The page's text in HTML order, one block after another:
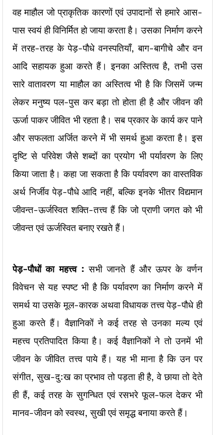
वह माहौल जो प्राकृतिक कारणों एवं उपादानों से हमारे आस-
पास स्वयं ही विनिर्मित हो जाया करता है। उसका निर्माण करने
में तरह-तरह के पेड़-पौधे वनस्पतियाँ, बाग-बागीचे और वन
आदि सहायक हुआ करते हैं। इनका अस्तित्व है, तभी उस
सारे वातावरण या माहौल का अस्तित्व भी है कि जिसमें जन्म
लेकर मनुष्य पल-पुस कर बड़ा तो होता ही है और जीवन की
ऊर्जा पाकर जीवित भी रहता है। सब प्रकार के कार्य कर पाने
और सफलता अर्जित करने में भी समर्थ हुआ करता है। इस
दृष्टि से परिवेश जैसे शब्दों का प्रयोग भी पर्यावरण के लिए
किया जाता है। कहा जा सकता है कि पर्यावरण का वास्तविक
अर्थ निर्जीव पेड़-पौधे आदि नहीं, बल्कि इनके भीतर विद्यमान
जीवन्त-ऊर्जस्वित शक्ति-तत्त्व हैं कि जो प्राणी जगत को भी
जीवन्त एवं ऊर्जस्वित बनाए रखते हैं।
पेड़-पौधों का महत्त्व : सभी जानते हैं और ऊपर के वर्णन
विवेचन से यह स्पष्ट भी है कि पर्यावरण का निर्माण करने में
समर्थ या उसके मूल-कारक अथवा विधायक तत्त्व पेड़-पौधे ही
हुआ करते हैं। वैज्ञानिकों ने कई तरह से उनका मल्य एवं
महत्त्व प्रतिपादित किया है। कई वैज्ञानिकों ने तो उनमें भी
जीवन के जीवित तत्त्व पाये हैं। यह भी माना है कि उन पर
संगीत, सुख-दु:ख का प्रभाव तो पड़ता ही है, वे छाया तो देते
ही हैं, कई तरह के सुगन्धित एवं रसभरे फूल-फल देकर भी
मानव-जीवन को स्वस्थ, सुखी एवं समृद्ध बनाया करते हैं।